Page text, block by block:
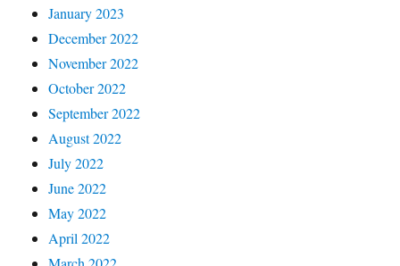
January 2023
December 2022
November 2022
October 2022
September 2022
August 2022
July 2022
June 2022
May 2022
April 2022